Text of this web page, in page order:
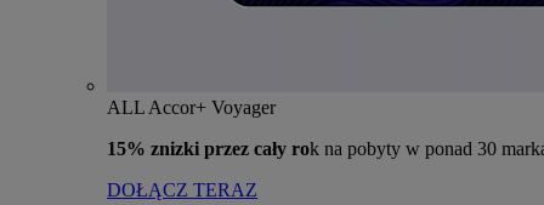
ALL Accor+ Voyager
15% znizki przez cały rok na pobyty w ponad 30
DOŁĄCZ TERAZ